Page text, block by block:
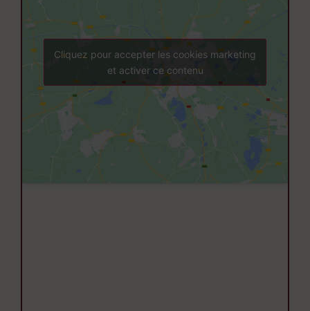
Cliquez pour accepter les cookies marketing
et activer ce contenu